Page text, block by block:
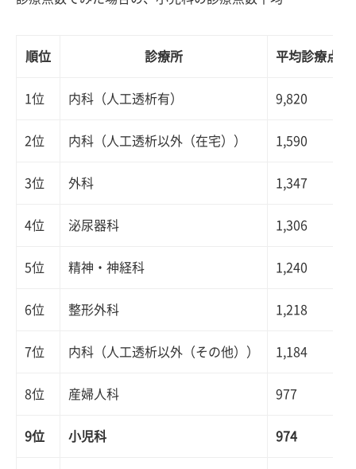
順位 診療所 平均診療点数
1位 内科（人工透析有） 9,820
2位 内科（人工透析以外（在宅）） 1,590
3位 外科 1,347
4位 泌尿器科 1,306
5位 精神・神経科 1,240
6位 整形外科 1,218
7位 内科（人工透析以外（その他）） 1,184
8位 産婦人科 977
9位 小児科 974